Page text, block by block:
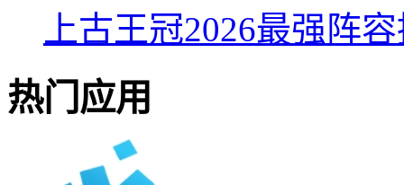
上古王冠2026最强阵
热门应用